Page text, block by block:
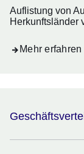
Auflistung von
Herkunftsländer
Mehr erfahren